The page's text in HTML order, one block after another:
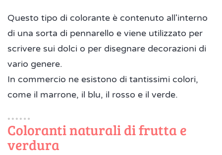
Questo tipo di colorante è contenuto all'interno
di una sorta di pennarello e viene utilizzato per
scrivere sui dolci o per disegnare decorazioni di
vario genere.
In commercio ne esistono di tantissimi colori,
come il marrone, il blu, il rosso e il verde.
Coloranti naturali di frutta e
verdura